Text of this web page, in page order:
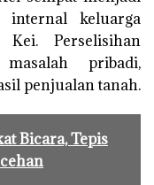
keluarga
Kei. Perselisihan
pribadi,
penjualan tanah.
Bicara, Tepis